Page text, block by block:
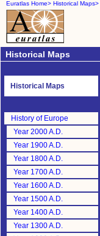
Euratlas Home> Historical Maps>
Historical Maps
Historical Maps
History of Europe
Year 2000 A.D.
Year 1900 A.D.
Year 1800 A.D.
Year 1700 A.D.
Year 1600 A.D.
Year 1500 A.D.
Year 1400 A.D.
Year 1300 A.D.